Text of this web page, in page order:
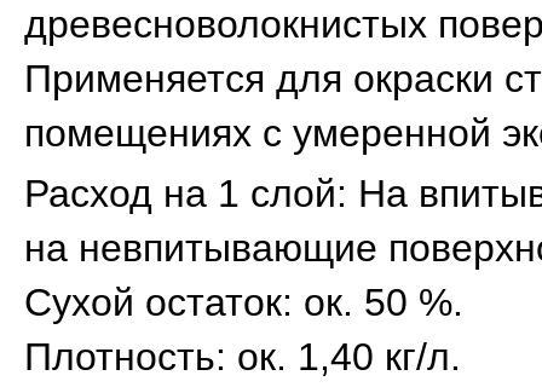
древесноволокнистых
Применяется для окраски
помещениях с умеренной
Расход на 1 слой: На
на невпитывающие
Сухой остаток: ок. 50 %.
Плотность: ок. 1,40 кг/л.